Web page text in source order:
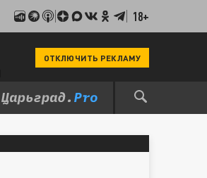
18+
ОТКЛЮЧИТЬ РЕКЛАМУ